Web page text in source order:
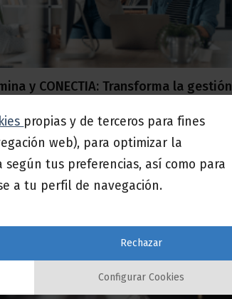
y CONECTIA: Transforma la gestión
Humanos está cambiando a gran
que aún operan [...]
propias y de terceros para fines
web), para optimizar la
tus preferencias, así como para
a tu perfil de navegación.
Rechazar
Configurar Cookies